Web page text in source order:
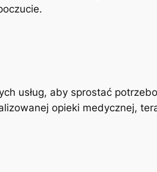
usług, aby sprostać
opieki medycznej,